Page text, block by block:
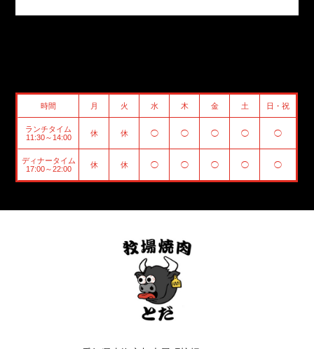
時間 月 火 水 木 金 土 日・祝
ランチタイム
11:30～14:00
休 休 ◯ ◯ ◯ ◯ ◯
ディナータイム
17:00～22:00
休 休 ◯ ◯ ◯ ◯ ◯